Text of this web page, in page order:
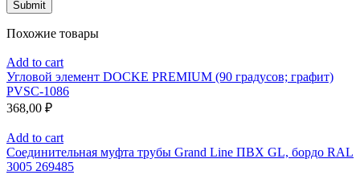
Похожие товары
Add to cart
Угловой элемент DOCKE PREMIUM (90 градусов; графит)
PVSC-1086
368,00 ₽
Add to cart
Соединительная муфта трубы Grand Line ПВХ GL, бордо RAL
3005 269485